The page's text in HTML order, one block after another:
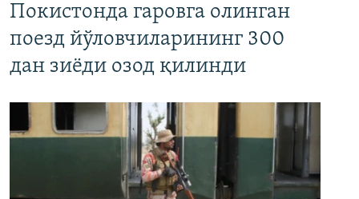
Покистонда гаровга олинган
поезд йўловчиларининг 300
дан зиёди озод қилинди